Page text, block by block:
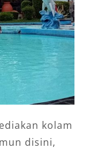
kolam
disini,